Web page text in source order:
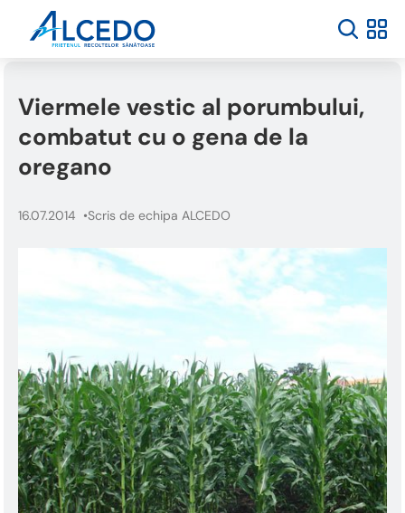
Welcome
Accessibility
reader.
start
reader,
This
shortcut
activates
the
screen
reader
Viermele vestic al porumbului,
combatut cu o gena de la
oregano
16.07.2014 Scris de echipa ALCEDO